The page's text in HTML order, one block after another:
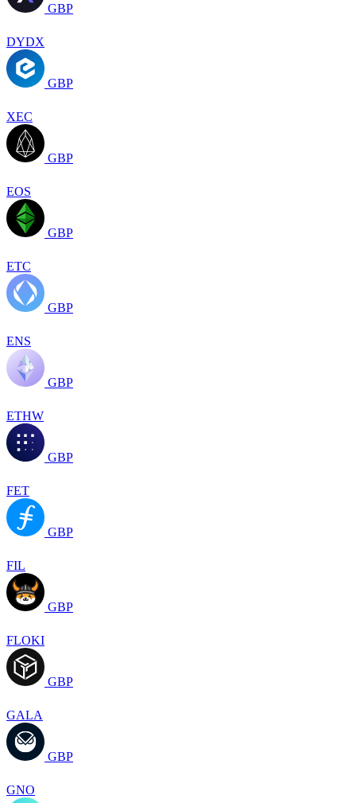
GBP
DYDX
GBP
XEC
GBP
EOS
GBP
ETC
GBP
ENS
GBP
ETHW
GBP
FET
GBP
FIL
GBP
FLOKI
GBP
GALA
GBP
GNO